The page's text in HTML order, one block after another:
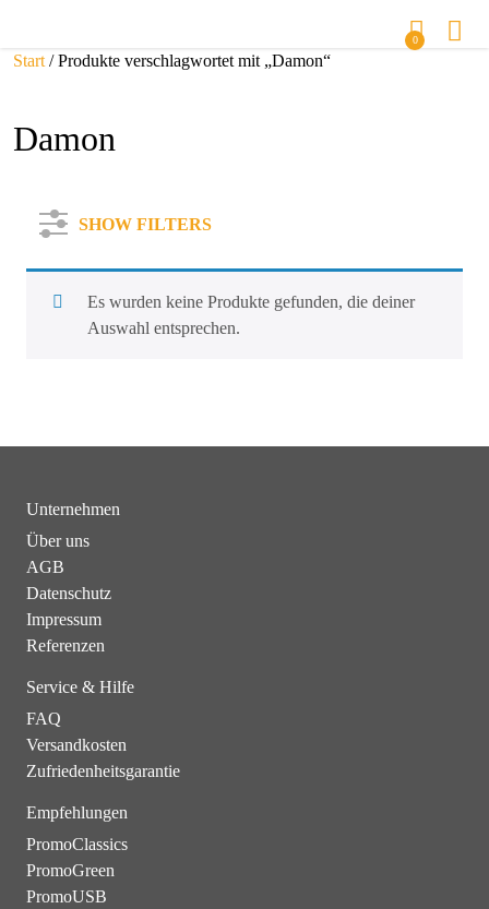
0
Start / Produkte verschlagwortet mit „Damon“
Damon
SHOW FILTERS
Es wurden keine Produkte gefunden, die deiner
Auswahl entsprechen.
Unternehmen
Über uns
AGB
Datenschutz
Impressum
Referenzen
Service & Hilfe
FAQ
Versandkosten
Zufriedenheitsgarantie
Empfehlungen
PromoClassics
PromoGreen
PromoUSB